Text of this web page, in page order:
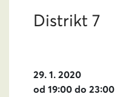
Distrikt 7
29. 1. 2020
od 19:00 do 23:00